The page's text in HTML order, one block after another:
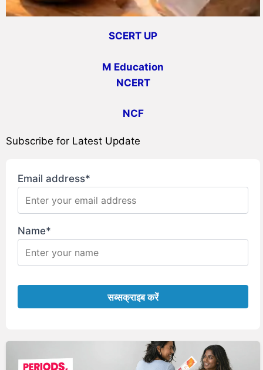
SCERT UP
M Education
NCERT
NCF
Subscribe for Latest Update
Email address*
Name*